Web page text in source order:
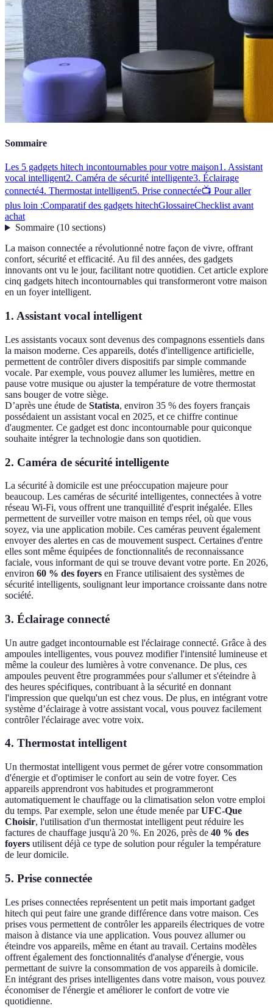
Sommaire
Les 5 gadgets hitech incontournables pour votre maison1. Assistant
vocal intelligent2. Caméra de sécurité intelligente3. Éclairage
connecté4. Thermostat intelligent5. Prise connectée📺 Pour aller
plus loin :Comparatif des gadgets hitechGlossaireChecklist avant
achat
Sommaire(10 sections)
La maison connectée a révolutionné notre façon de vivre, offrant
confort, sécurité et efficacité. Au fil des années, des gadgets
innovants ont vu le jour, facilitant notre quotidien. Cet article explore
cinq gadgets hitech incontournables qui transformeront votre maison
en un foyer intelligent.
1. Assistant vocal intelligent
Les assistants vocaux sont devenus des compagnons essentiels dans
la maison moderne. Ces appareils, dotés d'intelligence artificielle,
permettent de contrôler divers dispositifs par simple commande
vocale. Par exemple, vous pouvez allumer les lumières, mettre en
pause votre musique ou ajuster la température de votre thermostat
sans bouger de votre siège.
D’après une étude de Statista, environ 35 % des foyers français
possédaient un assistant vocal en 2025, et ce chiffre continue
d'augmenter. Ce gadget est donc incontournable pour quiconque
souhaite intégrer la technologie dans son quotidien.
2. Caméra de sécurité intelligente
La sécurité à domicile est une préoccupation majeure pour
beaucoup. Les caméras de sécurité intelligentes, connectées à votre
réseau Wi-Fi, vous offrent une tranquillité d'esprit inégalée. Elles
permettent de surveiller votre maison en temps réel, où que vous
soyez, via une application mobile. Ces caméras peuvent également
envoyer des alertes en cas de mouvement suspect. Certaines d'entre
elles sont même équipées de fonctionnalités de reconnaissance
faciale, vous informant de qui se trouve devant votre porte. En 2026,
environ 60 % des foyers en France utilisaient des systèmes de
sécurité intelligents, soulignant leur importance croissante dans notre
société.
3. Éclairage connecté
Un autre gadget incontournable est l'éclairage connecté. Grâce à des
ampoules intelligentes, vous pouvez modifier l'intensité lumineuse et
même la couleur des lumières à votre convenance. De plus, ces
ampoules peuvent être programmées pour s'allumer et s'éteindre à
des heures spécifiques, contribuant à la sécurité en donnant
l'impression que quelqu'un est chez vous. De plus, en intégrant votre
système d’éclairage à votre assistant vocal, vous pouvez facilement
contrôler l'éclairage avec votre voix.
4. Thermostat intelligent
Un thermostat intelligent vous permet de gérer votre consommation
d'énergie et d'optimiser le confort au sein de votre foyer. Ces
appareils apprendront vos habitudes et programmeront
automatiquement le chauffage ou la climatisation selon votre emploi
du temps. Par exemple, selon une étude menée parUFC-Que
Choisir, l'utilisation d'un thermostat intelligent peut réduire les
factures de chauffage jusqu'à 20 %. En 2026, près de 40 % des
foyers utilisent déjà ce type de solution pour réguler la température
de leur domicile.
5. Prise connectée
Les prises connectées représentent un petit mais important gadget
hitech qui peut faire une grande différence dans votre maison. Ces
prises vous permettent de contrôler les appareils électriques de votre
maison à distance via une application. Vous pouvez allumer ou
éteindre vos appareils, même en étant au travail. Certains modèles
offrent également des fonctionnalités d'analyse d'énergie, vous
permettant de suivre la consommation de vos appareils à domicile.
En intégrant des prises intelligentes dans votre maison, vous pouvez
économiser de l'énergie et améliorer le confort de votre vie
quotidienne.